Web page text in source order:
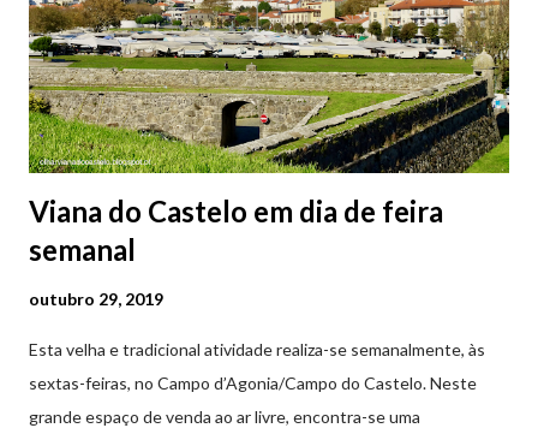
Viana do Castelo em dia de feira
semanal
outubro 29, 2019
Esta velha e tradicional atividade realiza-se semanalmente, às
sextas-feiras, no Campo d’Agonia/Campo do Castelo. Neste
grande espaço de venda ao ar livre, encontra-se uma